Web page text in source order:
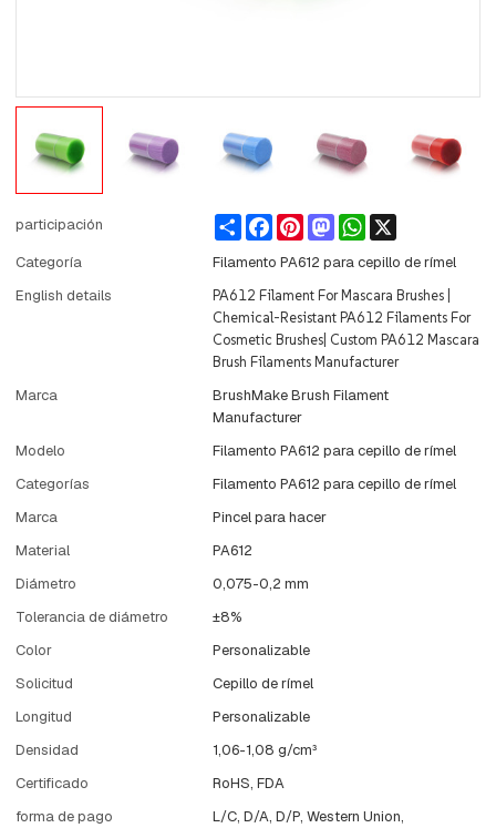
participación ShareFacebookPinterestMastodonWhatsApp
Categoría
Filamento PA612 para cepillo de rímel
English details
PA612 Filament For Mascara Brushes |
Chemical-Resistant PA612 Filaments For
Cosmetic Brushes| Custom PA612 Mascara
Brush Filaments Manufacturer
Marca
BrushMake Brush Filament
Manufacturer
Modelo
Filamento PA612 para cepillo de rímel
Categorías
Filamento PA612 para cepillo de rímel
Marca
Pincel para hacer
Material
PA612
Diámetro
0,075-0,2 mm
Tolerancia de diámetro
±8%
Color
Personalizable
Solicitud
Cepillo de rímel
Longitud
Personalizable
Densidad
1,06-1,08 g/cm³
Certificado
RoHS, FDA
forma de pago
L/C, D/A, D/P, Western Union,